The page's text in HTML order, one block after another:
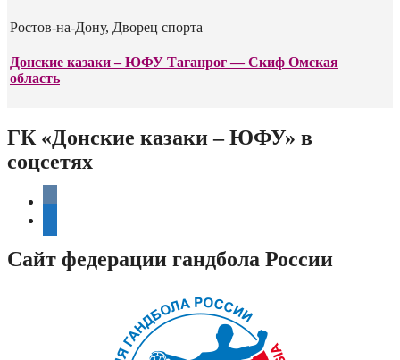
Ростов-на-Дону, Дворец спорта
Донские казаки – ЮФУ Таганрог — Скиф Омская
область
ГК «Донские казаки – ЮФУ» в
соцсетях
Сайт федерации гандбола России